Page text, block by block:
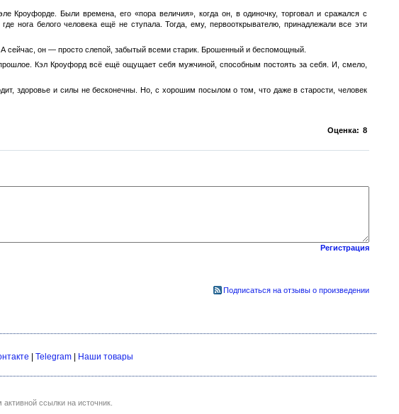
Кроуфорде. Были времена, его «пора величия», когда он, в одиночку, торговал и сражался с
нога белого человека ещё не ступала. Тогда, ему, первооткрывателю, принадлежали все эти
А сейчас, он — просто слепой, забытый всеми старик. Брошенный и беспомощный.
Кэл Кроуфорд всё ещё ощущает себя мужчиной, способным постоять за себя. И, смело,
здоровье и силы не бесконечны. Но, с хорошим посылом о том, что даже в старости, человек
Оценка: 8
Регистрация
Подписаться на отзывы о произведении
Telegram Наши товары
ссылки на источник.